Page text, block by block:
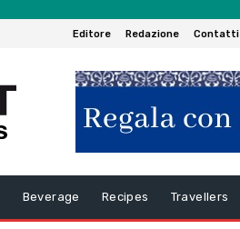
Editore Redazione Contatti
Beverage Recipes Travellers